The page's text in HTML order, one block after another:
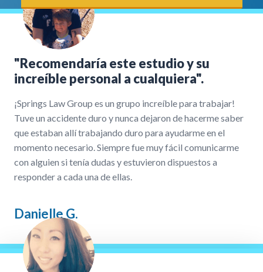
"Recomendaría este estudio y su
increíble personal a cualquiera".
¡Springs Law Group es un grupo increíble para trabajar!
Tuve un accidente duro y nunca dejaron de hacerme saber
que estaban allí trabajando duro para ayudarme en el
momento necesario. Siempre fue muy fácil comunicarme
con alguien si tenía dudas y estuvieron dispuestos a
responder a cada una de ellas.
Danielle G.